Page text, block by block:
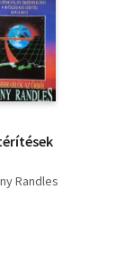
Randles